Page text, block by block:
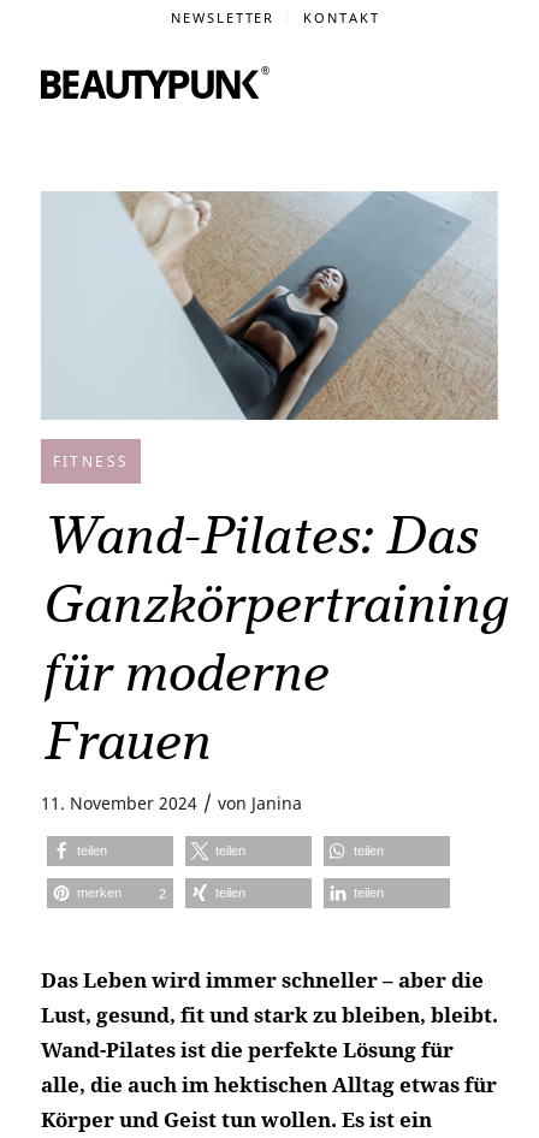
NEWSLETTER KONTAKT
FITNESS
Wand-Pilates: Das
Ganzkörpertraining
für moderne
Frauen
11. November 2024 / von Janina
teilen teilen teilen
merken 2 teilen teilen
Das Leben wird immer schneller – aber die
Lust, gesund, fit und stark zu bleiben, bleibt.
Wand-Pilates ist die perfekte Lösung für
alle, die auch im hektischen Alltag etwas für
Körper und Geist tun wollen. Es ist ein